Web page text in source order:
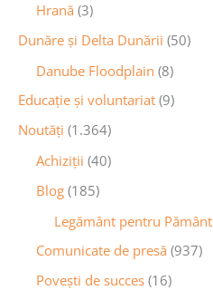
Hrană (3)
Dunăre și Delta Dunării (50)
Danube Floodplain (8)
Educaţie și voluntariat (9)
Noutăţi (1.364)
Achiziţii (40)
Blog (185)
Legământ pentru Pământ
Comunicate de presă (937)
Povești de succes (16)